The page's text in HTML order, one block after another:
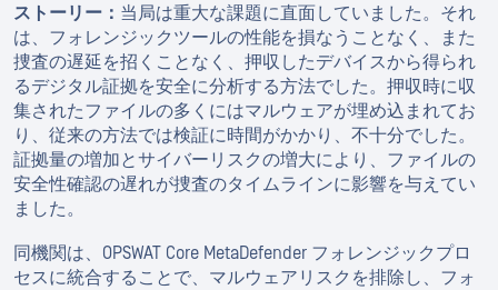
ストーリー： 当局は重大な課題に直面していました。それ
は、フォレンジックツールの性能を損なうことなく、また
捜査の遅延を招くことなく、押収したデバイスから得られ
るデジタル証拠を安全に分析する方法でした。押収時に収
集されたファイルの多くにはマルウェアが埋め込まれてお
り、従来の方法では検証に時間がかかり、不十分でした。
証拠量の増加とサイバーリスクの増大により、ファイルの
安全性確認の遅れが捜査のタイムラインに影響を与えてい
ました。
同機関は、OPSWAT Core MetaDefender フォレンジックプロ
セスに統合することで、マルウェアリスクを排除し、フォ